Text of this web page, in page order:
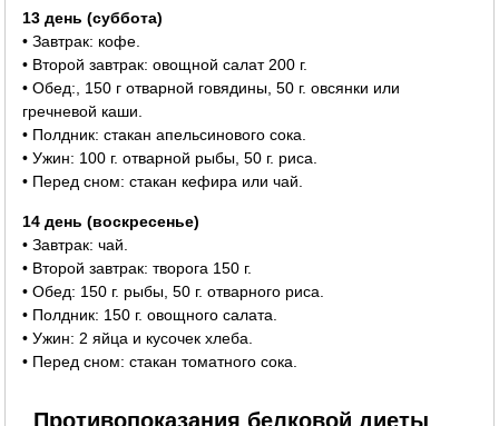
13 день (суббота)
• Завтрак: кофе.
• Второй завтрак: овощной салат 200 г.
• Обед:, 150 г отварной говядины, 50 г. овсянки или
гречневой каши.
• Полдник: стакан апельсинового сока.
• Ужин: 100 г. отварной рыбы, 50 г. риса.
• Перед сном: стакан кефира или чай.
14 день (воскресенье)
• Завтрак: чай.
• Второй завтрак: творога 150 г.
• Обед: 150 г. рыбы, 50 г. отварного риса.
• Полдник: 150 г. овощного салата.
• Ужин: 2 яйца и кусочек хлеба.
• Перед сном: стакан томатного сока.
Противопоказания белковой диеты